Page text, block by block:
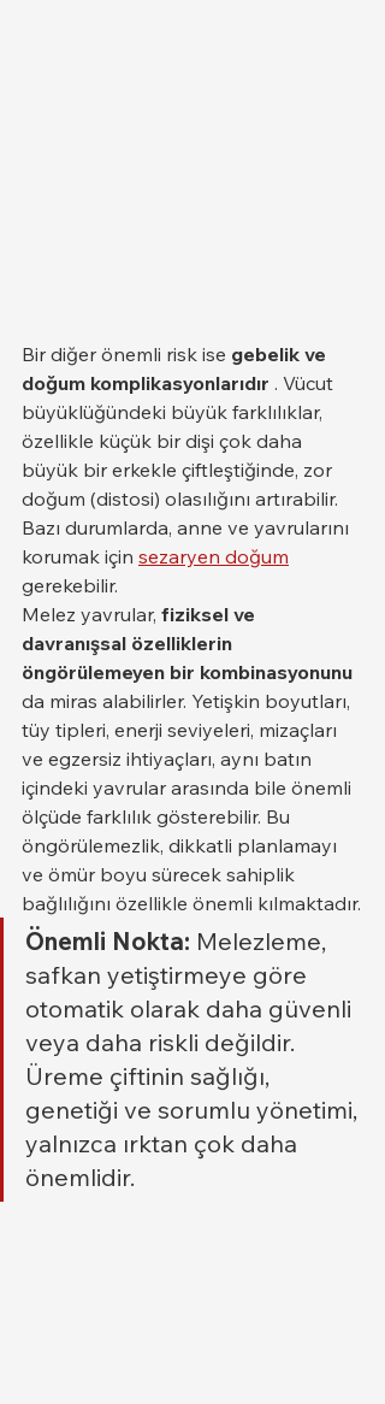
Bir diğer önemli risk ise gebelik ve
doğum komplikasyonlarıdır . Vücut
büyüklüğündeki büyük farklılıklar,
özellikle küçük bir dişi çok daha
büyük bir erkekle çiftleştiğinde, zor
doğum (distosi) olasılığını artırabilir.
Bazı durumlarda, anne ve yavrularını
korumak için sezaryen doğum
gerekebilir.
Melez yavrular, fiziksel ve
davranışsal özelliklerin
öngörülemeyen bir kombinasyonunu
da miras alabilirler. Yetişkin boyutları,
tüy tipleri, enerji seviyeleri, mizaçları
ve egzersiz ihtiyaçları, aynı batın
içindeki yavrular arasında bile önemli
ölçüde farklılık gösterebilir. Bu
öngörülemezlik, dikkatli planlamayı
ve ömür boyu sürecek sahiplik
bağlılığını özellikle önemli kılmaktadır.
Önemli Nokta: Melezleme,
safkan yetiştirmeye göre
otomatik olarak daha güvenli
veya daha riskli değildir.
Üreme çiftinin sağlığı,
genetiği ve sorumlu yönetimi,
yalnızca ırktan çok daha
önemlidir.